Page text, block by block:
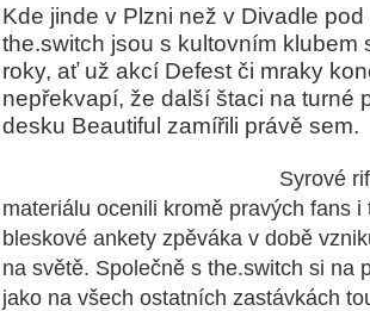
Kde jinde v Plzni než v Divadle pod
the.switch jsou s kultovním klubem
roky, ať už akcí Defest či mraky
nepřekvapí, že další štaci na turné
desku Beautiful zamířili právě sem.
Syrové
materiálu ocenili kromě pravých fans i
bleskové ankety zpěváka v době
na světě. Společně s the.switch si na
jako na všech ostatních zastávkách